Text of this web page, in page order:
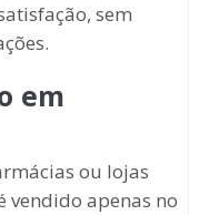
sem
em
ou lojas
apenas no